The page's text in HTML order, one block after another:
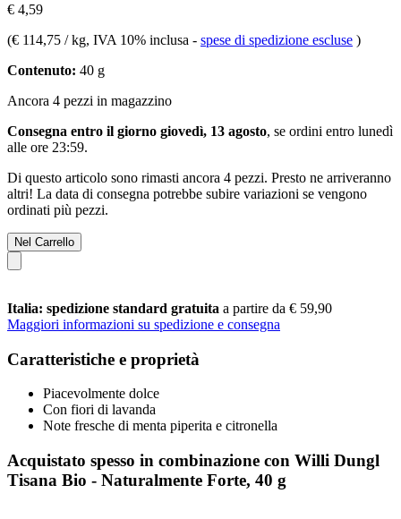
€ 4,59
(€ 114,75 / kg, IVA 10% inclusa - spese di spedizione escluse )
Contenuto: 40 g
Ancora 4 pezzi in magazzino
Consegna entro il giorno giovedì, 13 agosto, se ordini entro lunedì
alle ore 23:59.
Di questo articolo sono rimasti ancora 4 pezzi. Presto ne arriveranno
altri! La data di consegna potrebbe subire variazioni se vengono
ordinati più pezzi.
Nel Carrello
Italia: spedizione standard gratuita a partire da € 59,90
Maggiori informazioni su spedizione e consegna
Caratteristiche e proprietà
Piacevolmente dolce
Con fiori di lavanda
Note fresche di menta piperita e citronella
Acquistato spesso in combinazione con Willi Dungl
Tisana Bio - Naturalmente Forte, 40 g